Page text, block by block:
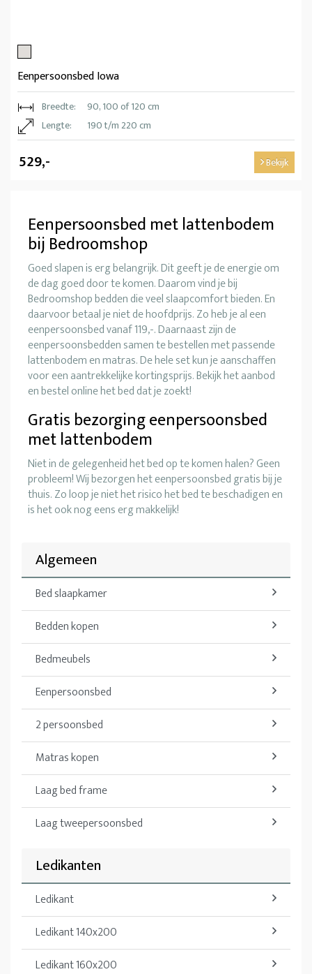
Eenpersoonsbed Iowa
Breedte:
90, 100 of 120 cm
Lengte:
190 t/m 220 cm
529,- Bekijk
Eenpersoonsbed met lattenbodem
bij Bedroomshop
Goed slapen is erg belangrijk. Dit geeft je de energie om
de dag goed door te komen. Daarom vind je bij
Bedroomshop bedden die veel slaapcomfort bieden. En
daarvoor betaal je niet de hoofdprijs. Zo heb je al een
eenpersoonsbed vanaf 119,-. Daarnaast zijn de
eenpersoonsbedden samen te bestellen met passende
lattenbodem en matras. De hele set kun je aanschaffen
voor een aantrekkelijke kortingsprijs. Bekijk het aanbod
en bestel online het bed dat je zoekt!
Gratis bezorging eenpersoonsbed
met lattenbodem
Niet in de gelegenheid het bed op te komen halen? Geen
probleem! Wij bezorgen het eenpersoonsbed gratis bij je
thuis. Zo loop je niet het risico het bed te beschadigen en
is het ook nog eens erg makkelijk!
Algemeen
Bed slaapkamer
Bedden kopen
Bedmeubels
Eenpersoonsbed
2 persoonsbed
Matras kopen
Laag bed frame
Laag tweepersoonsbed
Ledikanten
Ledikant
Ledikant 140x200
Ledikant 160x200